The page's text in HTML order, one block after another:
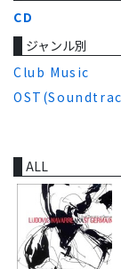
CD
ジャンル別
Club Music
ALL